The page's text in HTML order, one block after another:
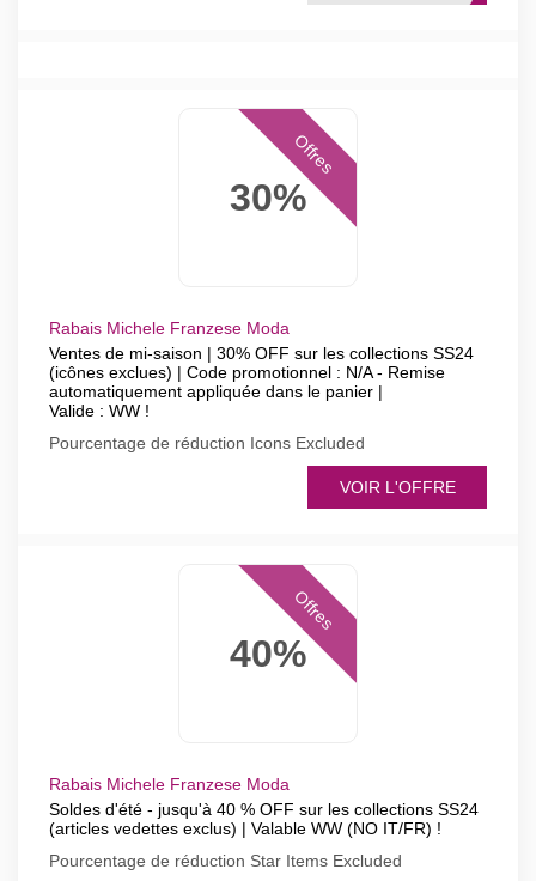
30%
Offres
Rabais Michele Franzese Moda
Ventes de mi-saison | 30% OFF sur les collections SS24
(icônes exclues) | Code promotionnel : N/A - Remise
automatiquement appliquée dans le panier |
Valide : WW !
Pourcentage de réduction Icons Excluded
VOIR L'OFFRE
40%
Offres
Rabais Michele Franzese Moda
Soldes d'été - jusqu'à 40 % OFF sur les collections SS24
(articles vedettes exclus) | Valable WW (NO IT/FR) !
Pourcentage de réduction Star Items Excluded